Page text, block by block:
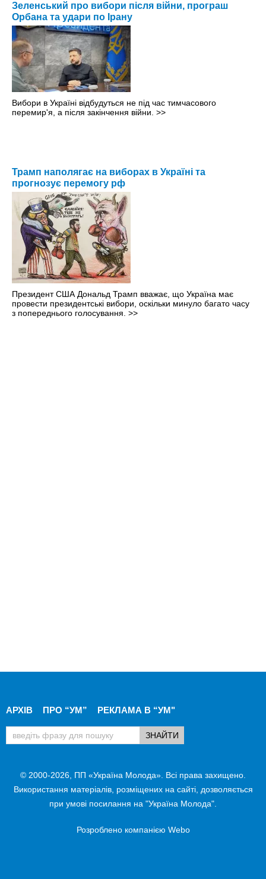
Зеленський про вибори після війни, програш
Орбана та удари по Ірану
Вибори в Україні відбудуться не під час тимчасового
перемир'я, а після закінчення війни. >>
Трамп наполягає на виборах в Україні та
прогнозує перемогу рф
Президент США Дональд Трамп вважає, що Україна має
провести президентські вибори, оскільки минуло багато часу
з попереднього голосування. >>
АРХІВ ПРО “УМ” РЕКЛАМА В “УМ"
© 2000-2026, ПП «Україна Молода». Всі права захищено.
Використання матеріалів, розміщених на сайті, дозволяється
при умові посилання на "Україна Молода".
Розроблено компанією Webo